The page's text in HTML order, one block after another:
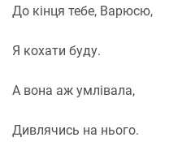
До кінця тебе, Варюсю,
Я кохати буду.
А вона аж умлівала,
Дивлячись на нього.